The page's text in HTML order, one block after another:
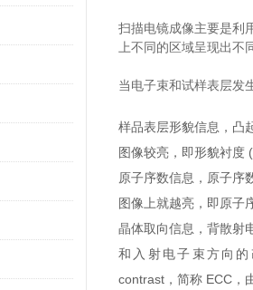
扫描电镜成像主要是利
上不同的区域呈现出不
当电子束和试样表层发
样品表层形貌信息，凸
图像较亮，即形貌衬度
原子序数信息，原子序
图像上就越亮，即原子
晶体取向信息，背散射
和入射电子束方向的
contrast，简称 ECC，